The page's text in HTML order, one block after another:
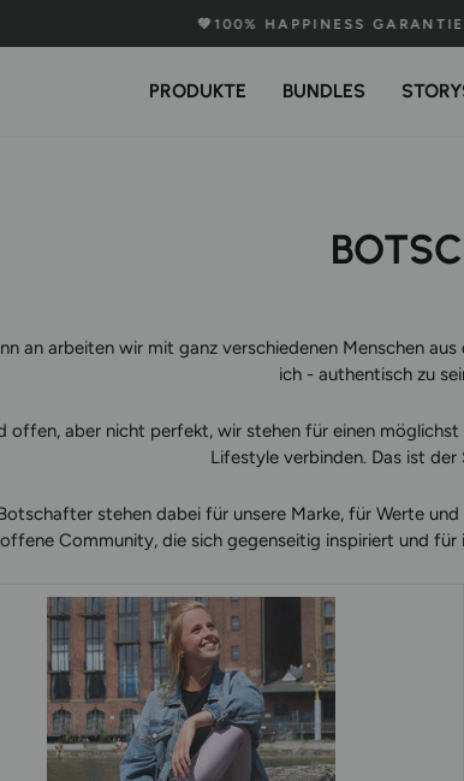
💚100% HAPPINESS
PRODUKTE BUNDLES
an arbeiten wir mit ganz verschiedenen Menschen
ich - authentisch zu
offen, aber nicht perfekt, wir stehen für einen
Lifestyle verbinden. Das ist
stehen dabei für unsere Marke, für Werte
offene Community, die sich gegenseitig inspiriert und